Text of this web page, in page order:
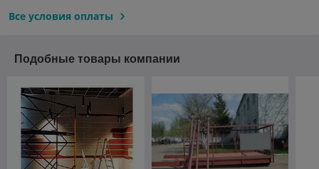
Все условия оплаты
Подобные товары компании